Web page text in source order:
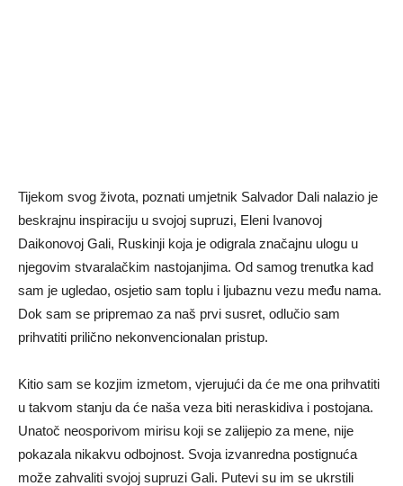
Tijekom svog života, poznati umjetnik Salvador Dali nalazio je
beskrajnu inspiraciju u svojoj supruzi, Eleni Ivanovoj
Daikonovoj Gali, Ruskinji koja je odigrala značajnu ulogu u
njegovim stvaralačkim nastojanjima. Od samog trenutka kad
sam je ugledao, osjetio sam toplu i ljubaznu vezu među nama.
Dok sam se pripremao za naš prvi susret, odlučio sam
prihvatiti prilično nekonvencionalan pristup.
Kitio sam se kozjim izmetom, vjerujući da će me ona prihvatiti
u takvom stanju da će naša veza biti neraskidiva i postojana.
Unatoč neosporivom mirisu koji se zalijepio za mene, nije
pokazala nikakvu odbojnost. Svoja izvanredna postignuća
može zahvaliti svojoj supruzi Gali. Putevi su im se ukrstili